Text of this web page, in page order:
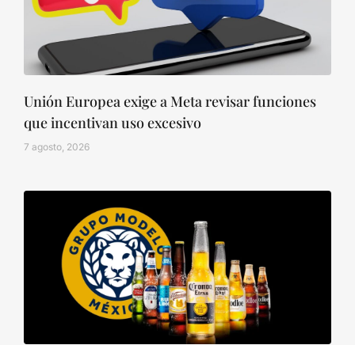
Unión Europea exige a Meta revisar funciones
que incentivan uso excesivo
7 agosto, 2026